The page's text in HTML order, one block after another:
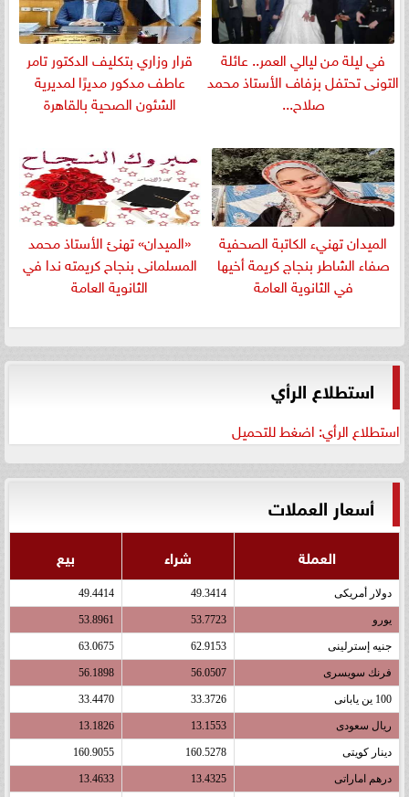
في ليلة من ليالي العمر.. عائلة
التونى تحتفل بزفاف الأستاذ محمد
صلاح...
قرار وزاري بتكليف الدكتور تامر
عاطف مدكور مديرًا لمديرية
الشئون الصحية بالقاهرة
الميدان تهنيء الكاتبة الصحفية
صفاء الشاطر بنجاج كريمة أخيها
في الثانوية العامة
«الميدان» تهنئ الأستاذ محمد
المسلمانى بنجاح كريمته ندا في
الثانوية العامة
استطلاع الرأي
استطلاع الرأي: اضغط للتحميل
أسعار العملات
العملة شراء بيع
دولار أمريكى 49.3414
49.4414
يورو 53.7723
53.8961
جنيه إسترلينى 62.9153
63.0675
فرنك سويسرى 56.0507
56.1898
100 ين يابانى 33.3726
33.4470
ريال سعودى 13.1553
13.1826
دينار كويتى 160.5278
160.9055
درهم اماراتى 13.4325
13.4633